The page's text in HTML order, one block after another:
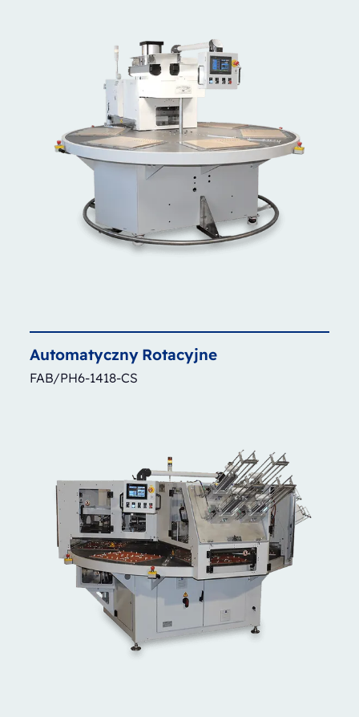
Automatyczny Rotacyjne
FAB/PH6-1418-CS